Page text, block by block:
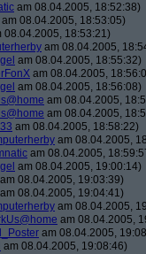
am 08.04.2005, 18:52:38)
am 08.04.2005, 18:53:05)
08.04.2005, 18:53:21)
am 08.04.2005,
am 08.04.2005, 18:55:32)
am 08.04.2005,
am 08.04.2005, 18:56:08)
am 08.04.2005,
am 08.04.2005,
am 08.04.2005, 18:58:22)
am 08.04.2005,
am 08.04.2005,
am 08.04.2005, 19:00:14)
am 08.04.2005, 19:03:39)
am 08.04.2005, 19:04:41)
am 08.04.2005,
am 08.04.2005,
am 08.04.2005,
am 08.04.2005, 19:08:46)